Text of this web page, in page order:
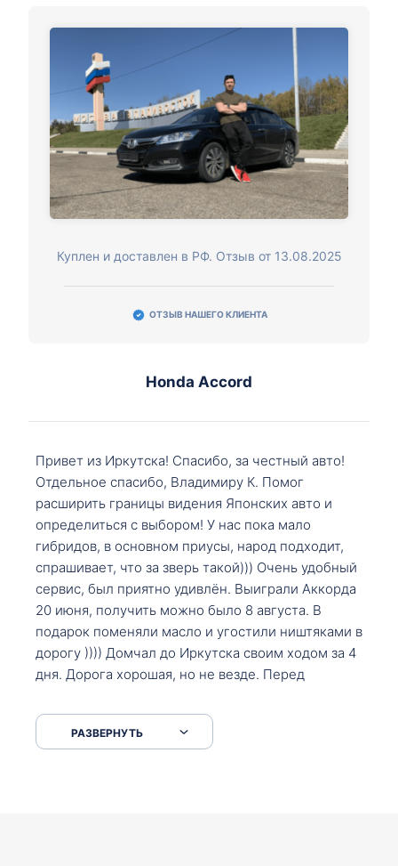
Куплен и доставлен в РФ. Отзыв от 13.08.2025
ОТЗЫВ НАШЕГО КЛИЕНТА
Honda Accord
Привет из Иркутска! Спасибо, за честный авто!
Отдельное спасибо, Владимиру К. Помог
расширить границы видения Японских авто и
определиться с выбором! У нас пока мало
гибридов, в основном приусы, народ подходит,
спрашивает, что за зверь такой))) Очень удобный
сервис, был приятно удивлён. Выиграли Аккорда
20 июня, получить можно было 8 августа. В
подарок поменяли масло и угостили ништяками в
дорогу )))) Домчал до Иркутска своим ходом за 4
дня. Дорога хорошая, но не везде. Перед
серпантинах по пути следования.
РАЗВЕРНУТЬ